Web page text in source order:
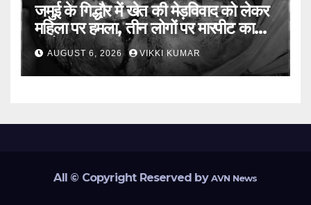
जमुई के गिद्धौर में खेत की मेड़विवाद को लेकर
महिला पर हमला, तीन लोगों पर मारपीट का
आरोप
AUGUST 6, 2026 VIKKI KUMAR
All © Copyright Reserved byAVN News